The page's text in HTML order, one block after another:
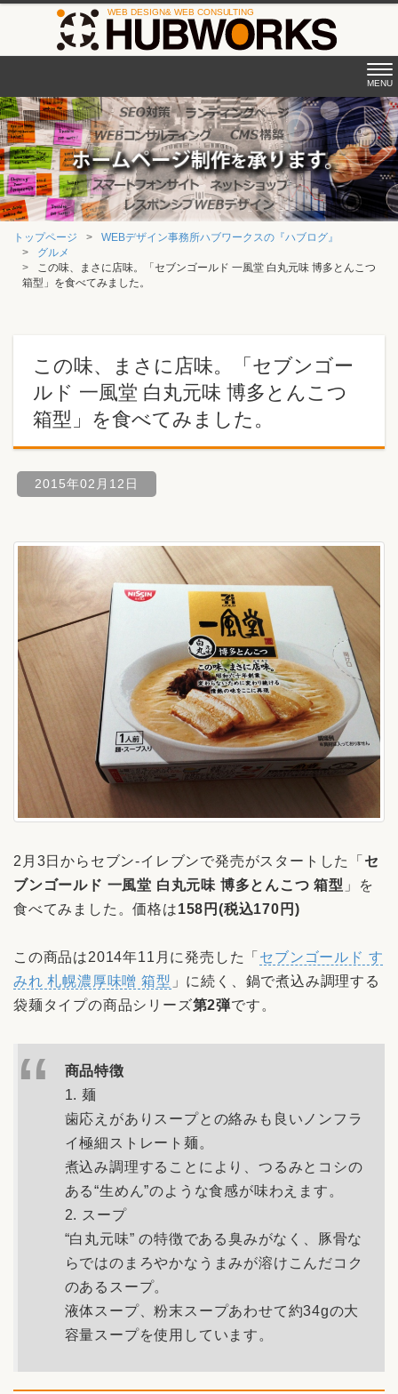
MENU
トップページ
WEBデザイン事務所ハブワークスの『ハブログ』
グルメ
この味、まさに店味。「セブンゴールド 一風堂 白丸元味 博多とんこつ
箱型」を食べてみました。
この味、まさに店味。「セブンゴー
ルド 一風堂 白丸元味 博多とんこつ
箱型」を食べてみました。
2015年02月12日
2月3日からセブン-イレブンで発売がスタートした「 セ
ブンゴールド 一風堂 白丸元味 博多とんこつ 箱型 」を
食べてみました。価格は158円(税込170円)
この商品は2014年11月に発売した「 セブンゴールド す
みれ 札幌濃厚味噌 箱型 」に続く、鍋で煮込み調理する
袋麺タイプの商品シリーズ第2弾です。
商品特徴
1. 麺
歯応えがありスープとの絡みも良いノンフラ
イ極細ストレート麺。
煮込み調理することにより、つるみとコシの
ある“生めん”のような食感が味わえます。
2. スープ
“白丸元味” の特徴である臭みがなく、豚骨な
らではのまろやかなうまみが溶けこんだコク
のあるスープ。
液体スープ、粉末スープあわせて約34gの大
容量スープを使用しています。